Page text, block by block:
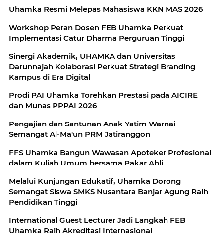
Uhamka Resmi Melepas Mahasiswa KKN MAS 2026
Workshop Peran Dosen FEB Uhamka Perkuat
Implementasi Catur Dharma Perguruan Tinggi
Sinergi Akademik, UHAMKA dan Universitas
Darunnajah Kolaborasi Perkuat Strategi Branding
Kampus di Era Digital
Prodi PAI Uhamka Torehkan Prestasi pada AICIRE
dan Munas PPPAI 2026
Pengajian dan Santunan Anak Yatim Warnai
Semangat Al-Ma'un PRM Jatiranggon
FFS Uhamka Bangun Wawasan Apoteker Profesional
dalam Kuliah Umum bersama Pakar Ahli
Melalui Kunjungan Edukatif, Uhamka Dorong
Semangat Siswa SMKS Nusantara Banjar Agung Raih
Pendidikan Tinggi
International Guest Lecturer Jadi Langkah FEB
Uhamka Raih Akreditasi Internasional